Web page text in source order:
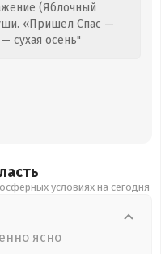
(Яблочный
«Пришел Спас —
сухая осень"
условиях на сегодня
ясно